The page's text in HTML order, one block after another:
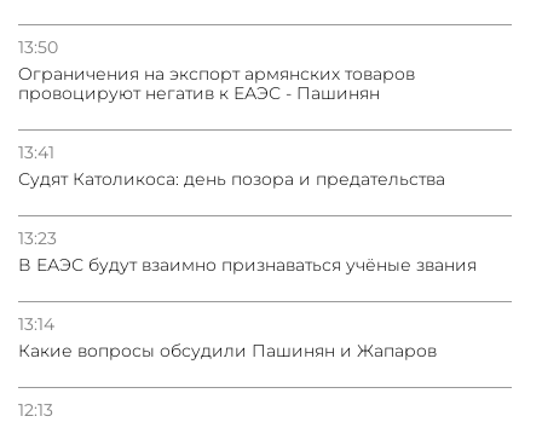
13:50
Oграничения на экспорт армянских товаров
провоцируют негатив к ЕАЭС - Пашинян
13:41
Судят Католикоса: день позора и предательства
13:23
В ЕАЭС будут взаимно признаваться учёные звания
13:14
Какие вопросы обсудили Пашинян и Жапаров
12:13